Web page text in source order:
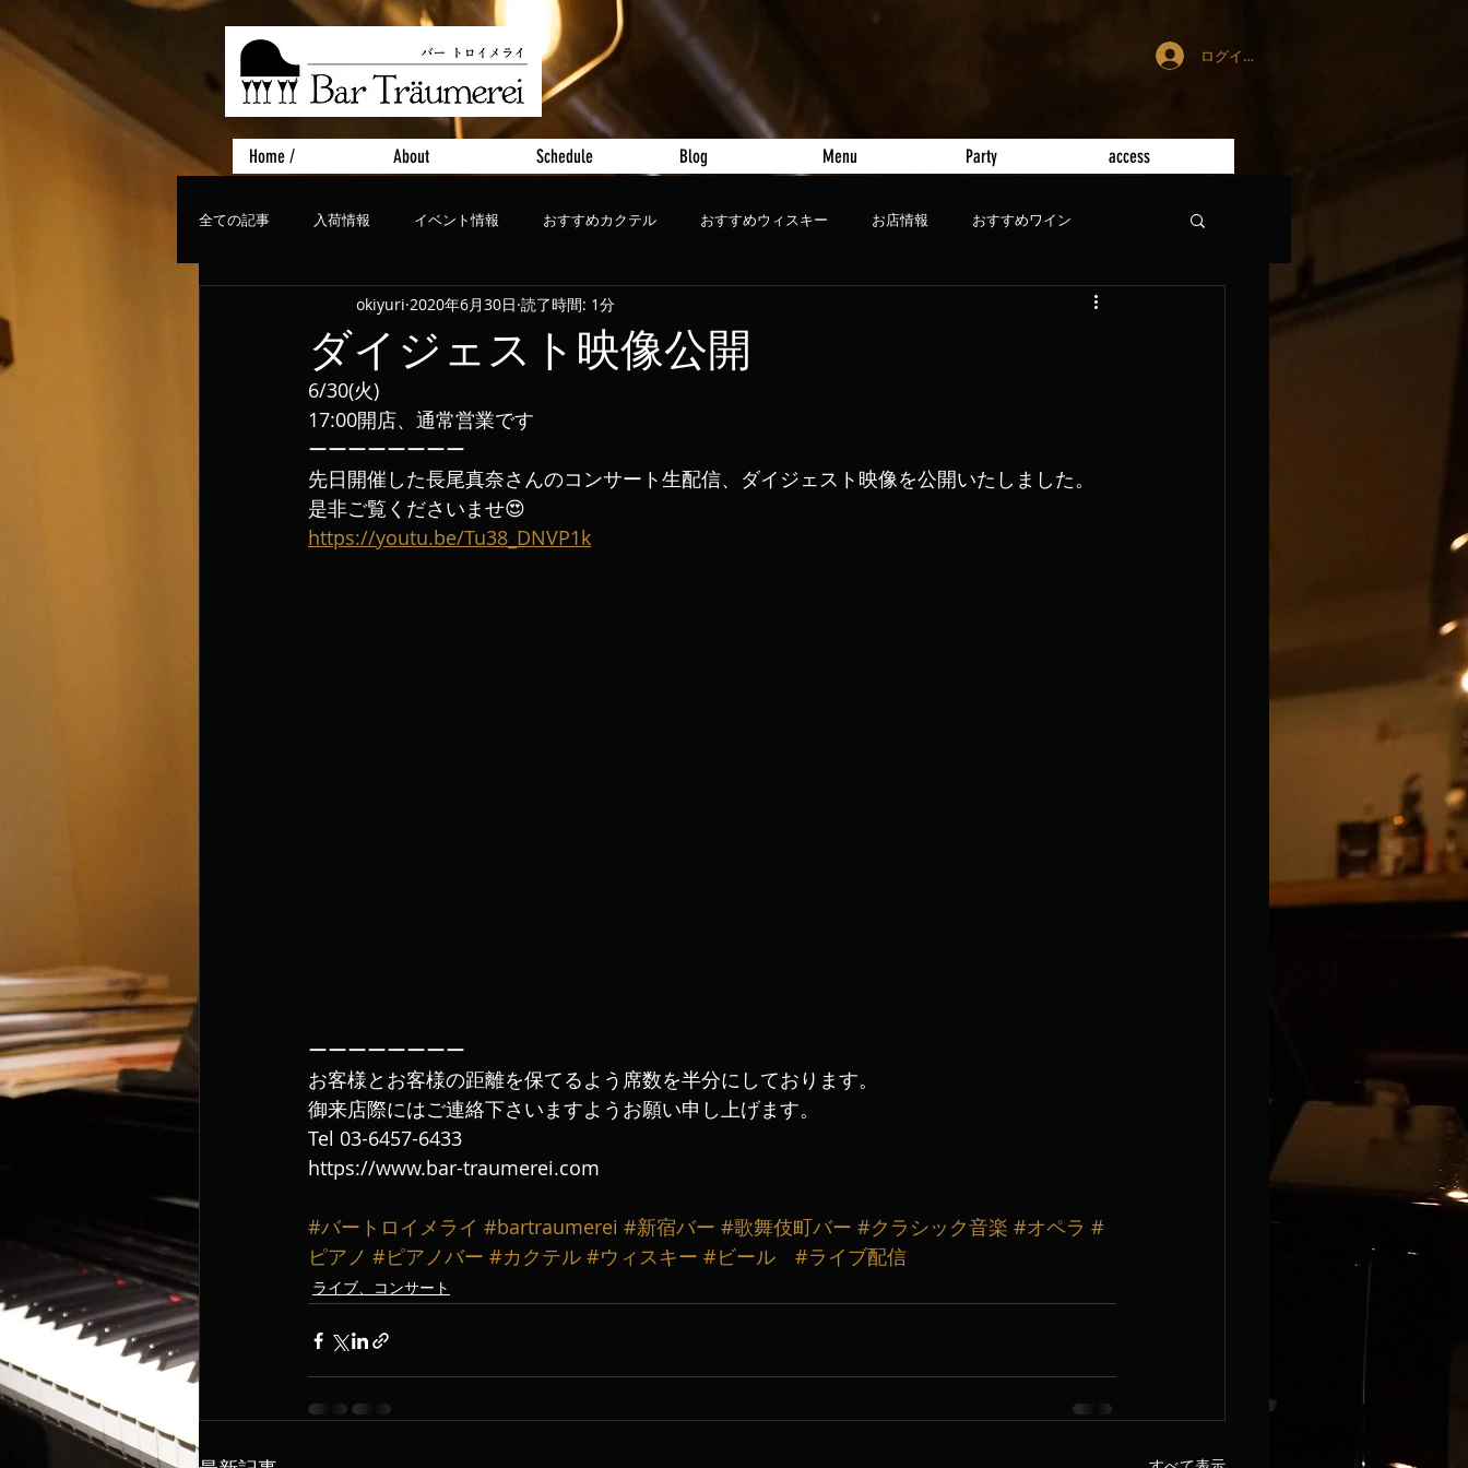
ログイン
Home / About Schedule Blog Menu Party access
全ての記事 入荷情報 イベント情報 おすすめカクテル おすすめウィスキー お店情報 おすすめワイン
ライブ、コンサート おすすめビール
ダイジェスト映像公開
okiyuri 2020年6月30日 読了時間: 1分
6/30(火)
17:00開店、通常営業です
ーーーーーーーー
先日開催した長尾真奈さんのコンサート生配信、ダイジェスト映像を公開いたしました。
是非ご覧くださいませ😍
https://youtu.be/Tu38_DNVP1k
ーーーーーーーー
お客様とお客様の距離を保てるよう席数を半分にしております。
御来店際にはご連絡下さいますようお願い申し上げます‬。
‪Tel 03-6457-6433‬
https://www.bar-traumerei.com
#バートロイメライ #bartraumerei #新宿バー #歌舞伎町バー #クラシック音楽 #オペラ #
ピアノ #ピアノバー #カクテル #ウィスキー #ビール #ライブ配信
ライブ、コンサート